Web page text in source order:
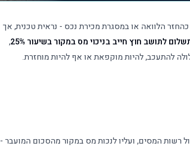
הלוואה או במסגרת מכירת נכס - נראית טכנית, אך
לתושב חוץ חייב בניכוי מס במקור בשיעור 25%
,
להתעכב, להיות מוקפאת או אף להיות מוחזרת.
רשות המסים, ועליו לנכות מס במקור מהסכום המועבר -